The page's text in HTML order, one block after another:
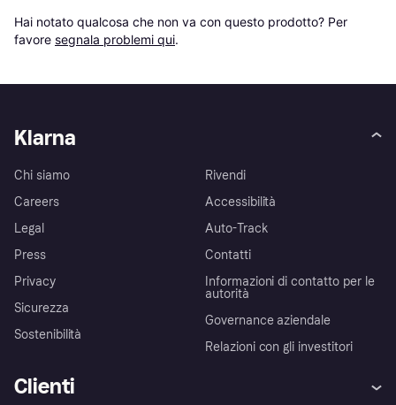
Hai notato qualcosa che non va con questo prodotto? Per
favore segnala problemi qui.
Klarna
Chi siamo
Careers
Legal
Press
Privacy
Sicurezza
Sostenibilità
Rivendi
Accessibilità
Auto-Track
Contatti
Informazioni di contatto per le
autorità
Governance aziendale
Relazioni con gli investitori
Clienti